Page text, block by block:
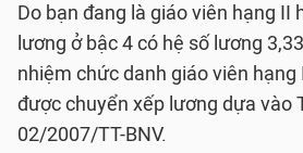
Do bạn đang là giáo viên hạng II
lương ở bậc 4 có hệ số lương
nhiệm chức danh giáo viên hạng
được chuyển xếp lương dựa vào
02/2007/TT-BNV.